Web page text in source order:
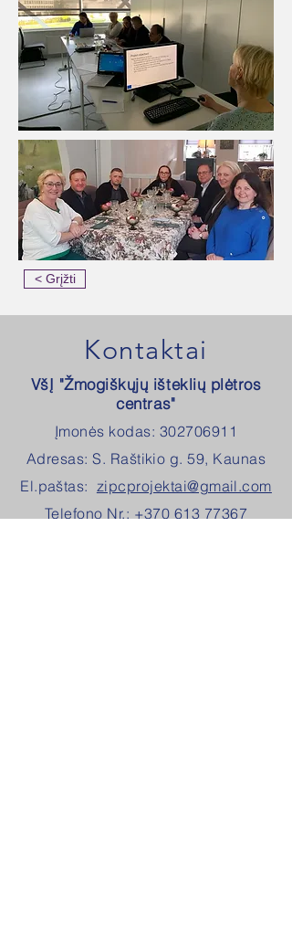
< Grįžti
Kontaktai
VšĮ "Žmogiškųjų išteklių plėtros
centras"
Įmonės kodas: 302706911
Adresas: S. Raštikio g. 59, Kaunas
El.paštas: zipcprojektai@gmail.com
Telefono Nr.: +370 613 77367